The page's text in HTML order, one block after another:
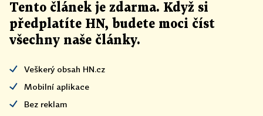
Tento článek je zdarma. Když si
předplatíte HN, budete moci číst
všechny naše články.
Veškerý obsah HN.cz
Mobilní aplikace
Bez reklam